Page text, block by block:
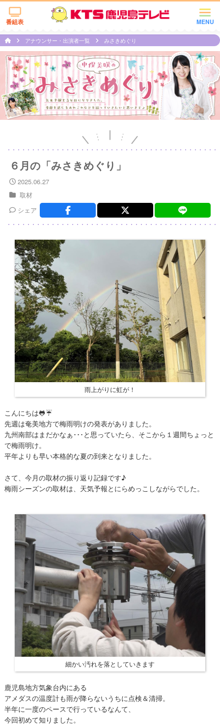
MENU
番組表
アナウンサー・出演者一覧 みさきめぐり
６月の「みさきめぐり」
2025.06.27
取材
シェア
雨上がりに虹が！
こんにちは🐸☔
先週は奄美地方で梅雨明けの発表がありました。
九州南部はまだかなぁ･･･と思っていたら、そこから１週間ちょっと
で梅雨明け。
平年よりも早い本格的な夏の到来となりました。
さて、今月の取材の振り返り記録です♪
梅雨シーズンの取材は、天気予報とにらめっこしながらでした。
細かい汚れを落としていきます
鹿児島地方気象台内にある
アメダスの温度計も雨が降らないうちに点検＆清掃。
半年に一度のペースで行っているなんて、
今回初めて知りました。